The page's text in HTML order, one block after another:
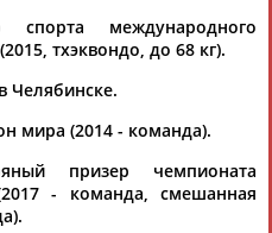
АБАКУМОВА
АБАЛАКИНА
спорта международного
тхэквондо, до 68 кг).
Челябинске.
мира (2014 - команда).
призер чемпионата
- команда, смешанная